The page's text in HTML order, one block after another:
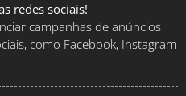
redes sociais!
campanhas de anúncios
como Facebook, Instagram